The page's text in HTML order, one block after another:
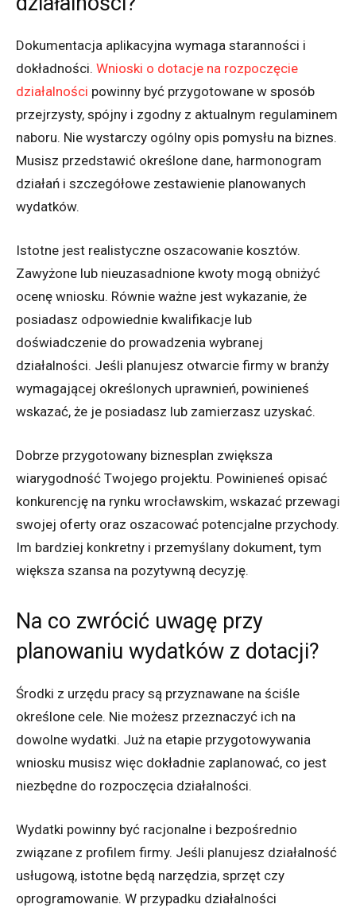
Dokumentacja aplikacyjna wymaga staranności i
dokładności. Wnioski o dotacje na rozpoczęcie
działalności powinny być przygotowane w sposób
przejrzysty, spójny i zgodny z aktualnym regulaminem
naboru. Nie wystarczy ogólny opis pomysłu na biznes.
Musisz przedstawić określone dane, harmonogram
działań i szczegółowe zestawienie planowanych
wydatków.
Istotne jest realistyczne oszacowanie kosztów.
Zawyżone lub nieuzasadnione kwoty mogą obniżyć
ocenę wniosku. Równie ważne jest wykazanie, że
posiadasz odpowiednie kwalifikacje lub
doświadczenie do prowadzenia wybranej
działalności. Jeśli planujesz otwarcie firmy w branży
wymagającej określonych uprawnień, powinieneś
wskazać, że je posiadasz lub zamierzasz uzyskać.
Dobrze przygotowany biznesplan zwiększa
wiarygodność Twojego projektu. Powinieneś opisać
konkurencję na rynku wrocławskim, wskazać przewagi
swojej oferty oraz oszacować potencjalne przychody.
Im bardziej konkretny i przemyślany dokument, tym
większa szansa na pozytywną decyzję.
Na co zwrócić uwagę przy
planowaniu wydatków z dotacji?
Środki z urzędu pracy są przyznawane na ściśle
określone cele. Nie możesz przeznaczyć ich na
dowolne wydatki. Już na etapie przygotowywania
wniosku musisz więc dokładnie zaplanować, co jest
niezbędne do rozpoczęcia działalności.
Wydatki powinny być racjonalne i bezpośrednio
związane z profilem firmy. Jeśli planujesz działalność
usługową, istotne będą narzędzia, sprzęt czy
oprogramowanie. W przypadku działalności